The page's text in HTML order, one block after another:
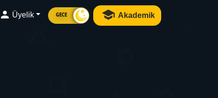
Üyelik GECE Akademik